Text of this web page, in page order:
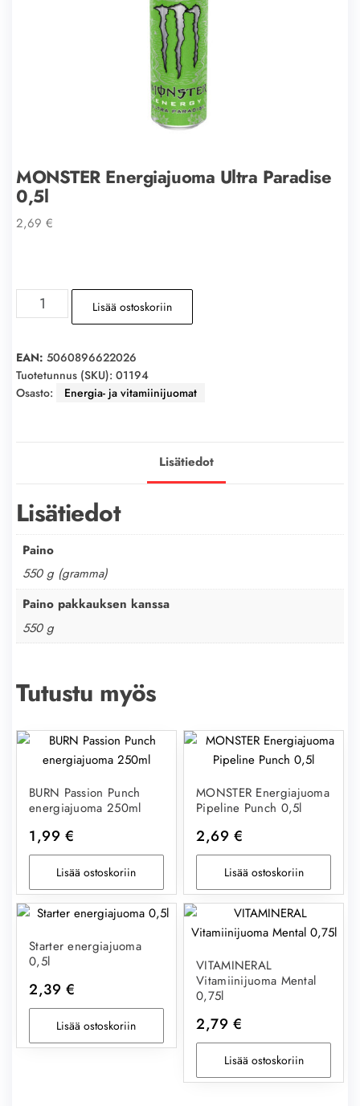
MONSTER Energiajuoma Ultra Paradise
0,5l
2,69 €
MONSTER
Energiajuoma
Paradise
0,5l
määrä
Lisää ostoskoriin
EAN: 5060896622026
Tuotetunnus (SKU): 01194
Osasto:
Energia- ja vitamiinijuomat
Lisätiedot
Lisätiedot
Paino
550 g (gramma)
Paino pakkauksen kanssa
550 g
Tutustu myös
BURN Passion Punch
energiajuoma 250ml
1,99 €
Lisää ostoskoriin
MONSTER Energiajuoma
Pipeline Punch 0,5l
2,69 €
Lisää ostoskoriin
Starter energiajuoma
0,5l
2,39 €
Lisää ostoskoriin
VITAMINERAL
Vitamiinijuoma Mental
0,75l
2,79 €
Lisää ostoskoriin